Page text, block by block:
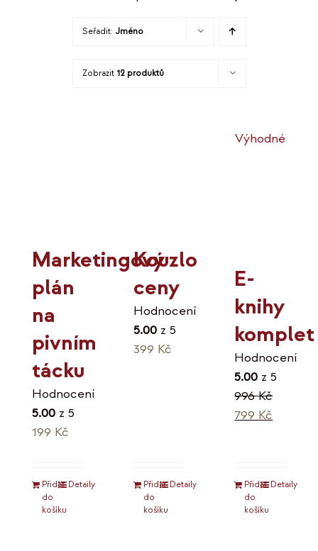
Seřadit: Jméno
Zobrazit 12 produktů
Marketingový
plán
na
pivním
tácku
Hodnocení
5.00 z 5
199 Kč
Přidat
do
košíku
Detaily
Kouzlo
ceny
Hodnocení
5.00z 5
399 Kč
Přidat
do
košíku
Detaily
Výhodné
E-
knihy
komplet
Hodnocení
5.00 z 5
996Kč
Původní
799 Kč
Přidat
do
košíku
Detaily